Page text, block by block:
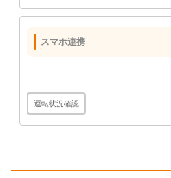
スマホ連携
運転状況確認